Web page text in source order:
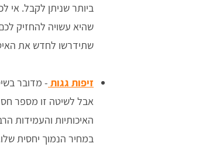
ביותר שניתן לקבל. אי
שהיא עשויה להחזיק
שתידרשו לחדש את
זיפות גגות - מדובר
אבל לשיטה זו מספר
האיכותיות והעמידות
במחיר הנמוך יחסית